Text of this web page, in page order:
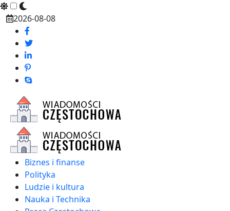
Skip
content
2026-08-08
Biznes i finanse
Polityka
Ludzie i kultura
Nauka i Technika